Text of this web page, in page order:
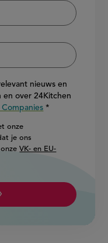
nieuws en
en over 24Kitchen
Companies
onze
je ons
onzeVK- en EU-